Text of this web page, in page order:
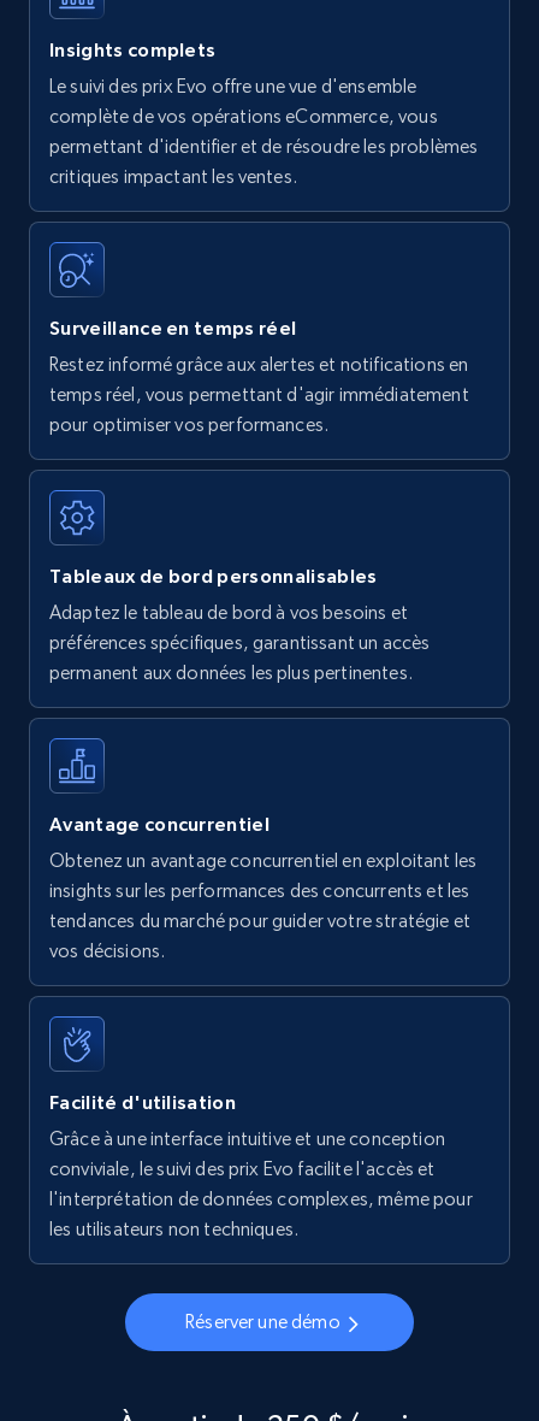
Insights complets
Le suivi des prix Evo offre une vue d'ensemble
complète de vos opérations eCommerce, vous
permettant d'identifier et de résoudre les problèmes
critiques impactant les ventes.
Surveillance en temps réel
Restez informé grâce aux alertes et notifications en
temps réel, vous permettant d'agir immédiatement
pour optimiser vos performances.
Tableaux de bord personnalisables
Adaptez le tableau de bord à vos besoins et
préférences spécifiques, garantissant un accès
permanent aux données les plus pertinentes.
Avantage concurrentiel
Obtenez un avantage concurrentiel en exploitant les
insights sur les performances des concurrents et les
tendances du marché pour guider votre stratégie et
vos décisions.
Facilité d'utilisation
Grâce à une interface intuitive et une conception
conviviale, le suivi des prix Evo facilite l'accès et
l'interprétation de données complexes, même pour
les utilisateurs non techniques.
Réserver une démo